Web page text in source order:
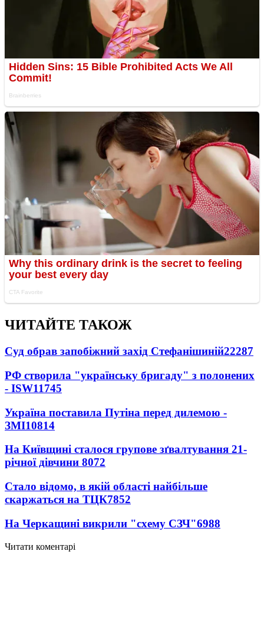
ЧИТАЙТЕ ТАКОЖ
Суд обрав запобіжний захід Стефанішиній22287
РФ створила "українську бригаду" з полонених
- ISW11745
Україна поставила Путіна перед дилемою -
ЗМІ10814
На Київщині сталося групове зґвалтування 21-
річної дівчини 8072
Стало відомо, в якій області найбільше
скаржаться на ТЦК7852
На Черкащині викрили "схему СЗЧ"6988
Читати коментарі